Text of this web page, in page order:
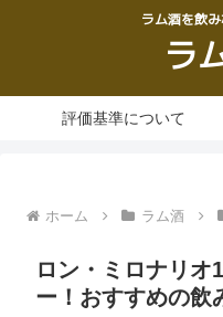
ラム酒を飲
ラ
評価基準について
ホーム ラム酒
ロン・ミロナリオ
ー！おすすめの飲